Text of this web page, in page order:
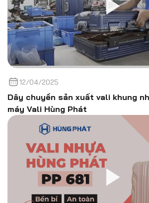
12/04/2025
Dây chuyền sản xuất vali khung
máy Vali Hùng Phát